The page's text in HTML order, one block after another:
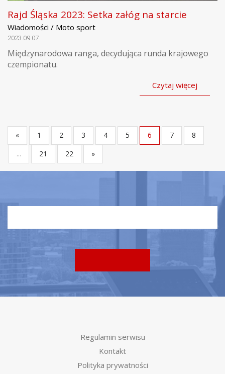
Rajd Śląska 2023: Setka załóg na starcie
Wiadomości / Moto sport
2023.09.07
Międzynarodowa ranga, decydująca runda krajowego
czempionatu.
Czytaj więcej
« 1 2 3 4 5 6 7
8
...
21 22 »
Regulamin serwisu
Kontakt
Polityka prywatności